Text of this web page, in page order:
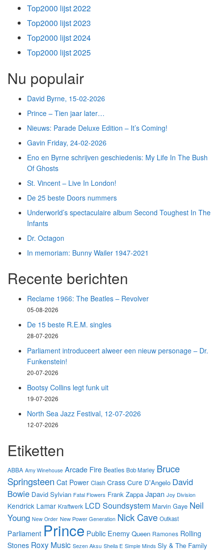
Top2000 lijst 2022
Top2000 lijst 2023
Top2000 lijst 2024
Top2000 lijst 2025
Nu populair
David Byrne, 15-02-2026
Prince – Tien jaar later…
Nieuws: Parade Deluxe Edition – It’s Coming!
Gavin Friday, 24-02-2026
Eno en Byrne schrijven geschiedenis: My Life In The Bush
Of Ghosts
St. Vincent – Live In London!
De 25 beste Doors nummers
Underworld’s spectaculaire album Second Toughest In The
Infants
Dr. Octagon
In memoriam: Bunny Wailer 1947-2021
Recente berichten
Reclame 1966: The Beatles – Revolver
05-08-2026
De 15 beste R.E.M. singles
28-07-2026
Parliament introduceert alweer een nieuw personage – Dr.
Funkenstein!
20-07-2026
Bootsy Collins legt funk uit
19-07-2026
North Sea Jazz Festival, 12-07-2026
12-07-2026
Etiketten
ABBA Amy Winehouse Arcade Fire Beatles Bob Marley Bruce
Springsteen Cat Power Clash Crass Cure D'Angelo David
Bowie David Sylvian Fatal Flowers Frank Zappa Japan Joy Division
Kendrick Lamar Kraftwerk LCD Soundsystem Marvin Gaye Neil
Young New Order New Power Generation Nick Cave Outkast
Parliament Prince Public Enemy Queen Ramones Rolling
Stones Roxy Music Sezen Aksu Sheila E Simple Minds Sly & The Family